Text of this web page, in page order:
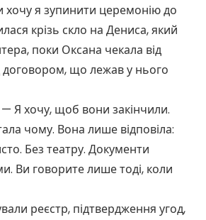
хочу я зупинити церемонію до
крізь скло на Дениса, який
поки Оксана чекала від
договором, що лежав у нього
Я хочу, щоб вони закінчили.
чому. Вона лише відповіла:
Без театру. Документи
Ви говорите лише тоді, коли
реєстр, підтвердження угод,